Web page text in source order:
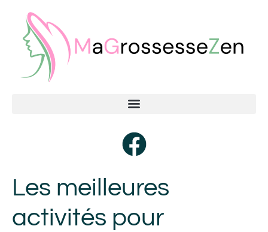
Les meilleures
activités pour